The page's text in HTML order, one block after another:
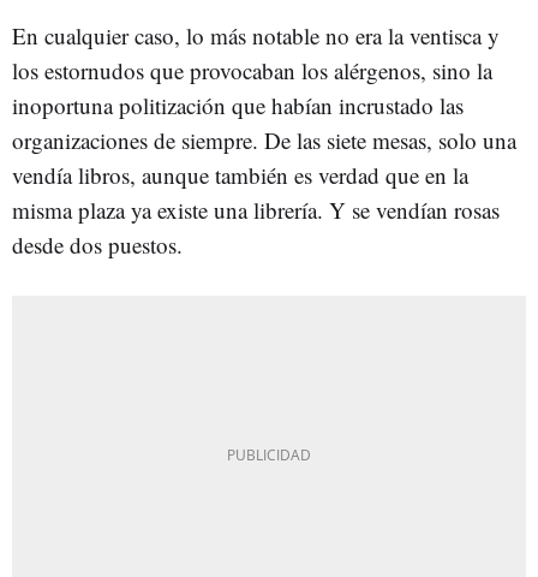
En cualquier caso, lo más notable no era la ventisca y
los estornudos que provocaban los alérgenos, sino la
inoportuna politización que habían incrustado las
organizaciones de siempre. De las siete mesas, solo una
vendía libros, aunque también es verdad que en la
misma plaza ya existe una librería. Y se vendían rosas
desde dos puestos.